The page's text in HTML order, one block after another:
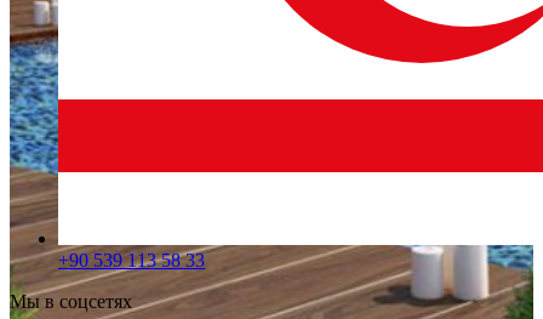
+90 539 113 58 33
Мы в соцсетях